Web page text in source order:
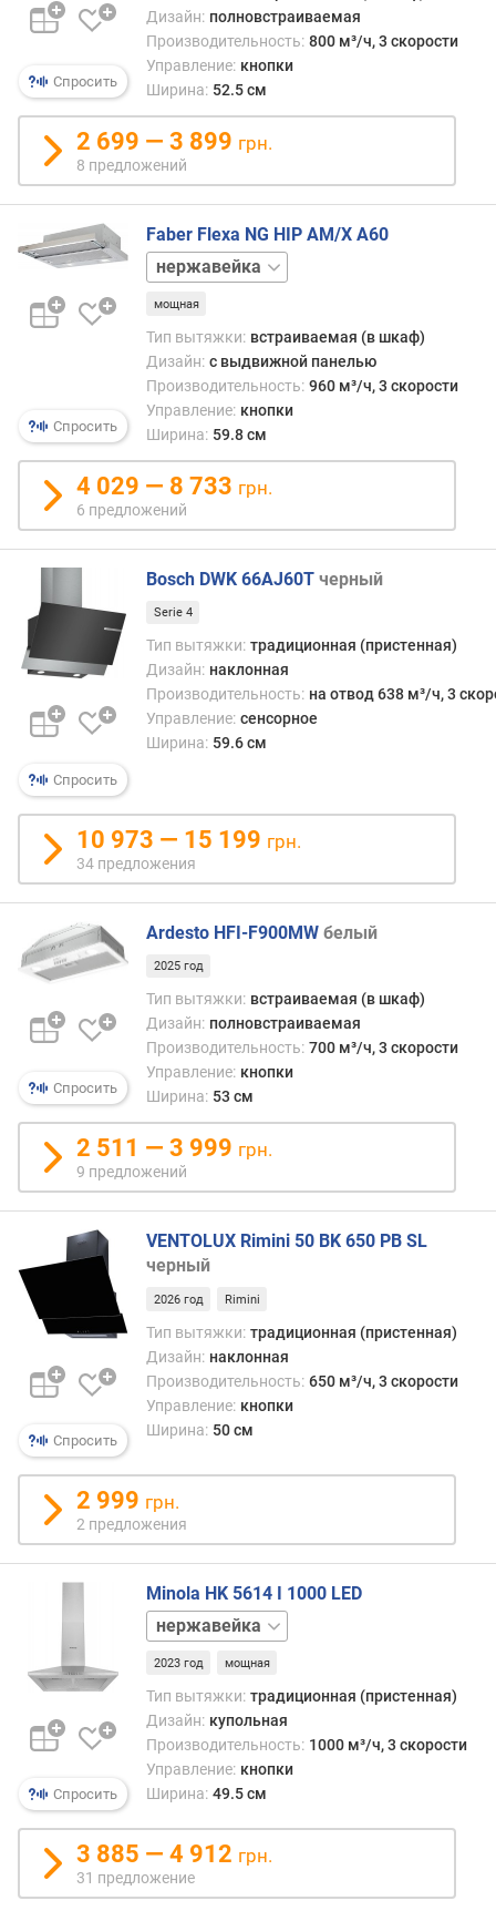
б
а
(
с
м
)
о
щ
н
о
В
т
)
п
р
о
о
и
т
л
о
т
(
м
т
о
)
(
³
п
о
и
з
в
д
и
т
е
л
ь
ь
(
т
д
м
а
к
с
Спросить
Дизайн: полновстраиваемая
Производительность: 800 м³/ч, 3 скорости
Управление: кнопки
Ширина: 52.5 см
2 699 — 3 899 грн.
8 предложений
Спросить
Faber Flexa NG HIP AM/X A60
белый
черный
мощная
Тип вытяжки: встраиваемая (в шкаф)
Дизайн: с выдвижной панелью
Производительность: 960 м³/ч, 3 скорости
Управление: кнопки
Ширина: 59.8 см
4 029 — 8 733 грн.
6 предложений
Спросить
Bosch DWK 66AJ60T черный
Serie 4
Тип вытяжки: традиционная (пристенная)
Дизайн: наклонная
Производительность: на отвод 638 м³/ч, 3
Управление: сенсорное
Ширина: 59.6 см
10 973 — 15 199 грн.
34 предложения
Спросить
Ardesto HFI-F900MW белый
2025 год
Тип вытяжки: встраиваемая (в шкаф)
Дизайн: полновстраиваемая
Производительность: 700 м³/ч, 3 скорости
Управление: кнопки
Ширина: 53 см
2 511 — 3 999 грн.
9 предложений
Спросить
VENTOLUX Rimini 50 BK 650 PB SL
черный
2026 год Rimini
Тип вытяжки: традиционная (пристенная)
Дизайн: наклонная
Производительность: 650 м³/ч, 3 скорости
Управление: кнопки
Ширина: 50 см
2 999 грн.
2 предложения
Спросить
Minola HK 5614 I 1000 LED
белый
черный
2023 год мощная
Тип вытяжки: традиционная (пристенная)
Дизайн: купольная
Производительность: 1000 м³/ч, 3 скорости
Управление: кнопки
Ширина: 49.5 см
3 885 — 4 912 грн.
31 предложение